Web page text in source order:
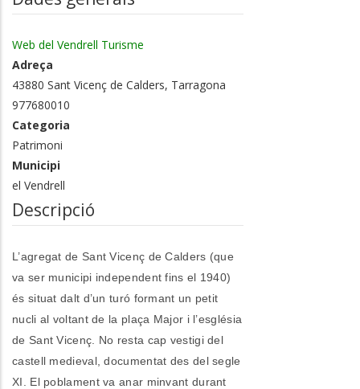
Web del Vendrell Turisme
Adreça
43880 Sant Vicenç de Calders, Tarragona
977680010
Categoria
Patrimoni
Municipi
el Vendrell
Descripció
L’agregat de Sant Vicenç de Calders (que
va ser municipi independent fins el 1940)
és situat dalt d’un turó formant un petit
nucli al voltant de la plaça Major i l’església
de Sant Vicenç. No resta cap vestigi del
castell medieval, documentat des del segle
XI. El poblament va anar minvant durant